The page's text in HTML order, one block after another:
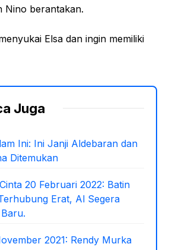
Nino berantakan.
Elsa dan ingin memiliki
Juga
Ini: Ini Janji Aldebaran dan
Ditemukan
20 Februari 2022: Batin
Erat, Al Segera
2021: Rendy Murka